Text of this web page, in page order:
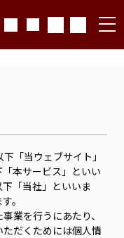
「当ウェブサイト」
本サービス」といい
「当社」といいま
。
業を行うにあたり、
だくためには個人情